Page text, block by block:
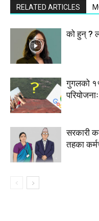
RELATED ARTICLES
को हुन् ?
गुगलको
सरकारी
तहका